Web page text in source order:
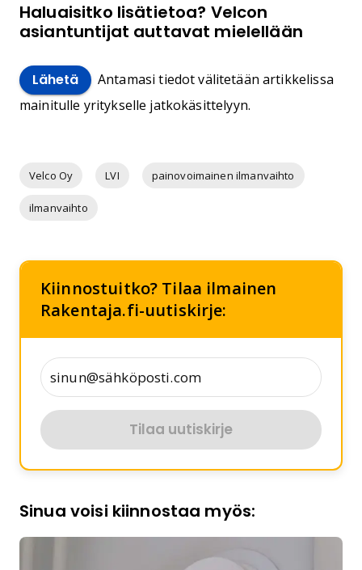
Haluaisitko lisätietoa? Velcon
asiantuntijat auttavat mielellään
Lähetä
Antamasi tiedot välitetään artikkelissa
mainitulle yritykselle jatkokäsittelyyn.
Velco Oy LVI painovoimainen ilmanvaihto
ilmanvaihto
Kiinnostuitko? Tilaa ilmainen
Rakentaja.fi-uutiskirje:
Tilaa uutiskirje
Sinua voisi kiinnostaa myös: